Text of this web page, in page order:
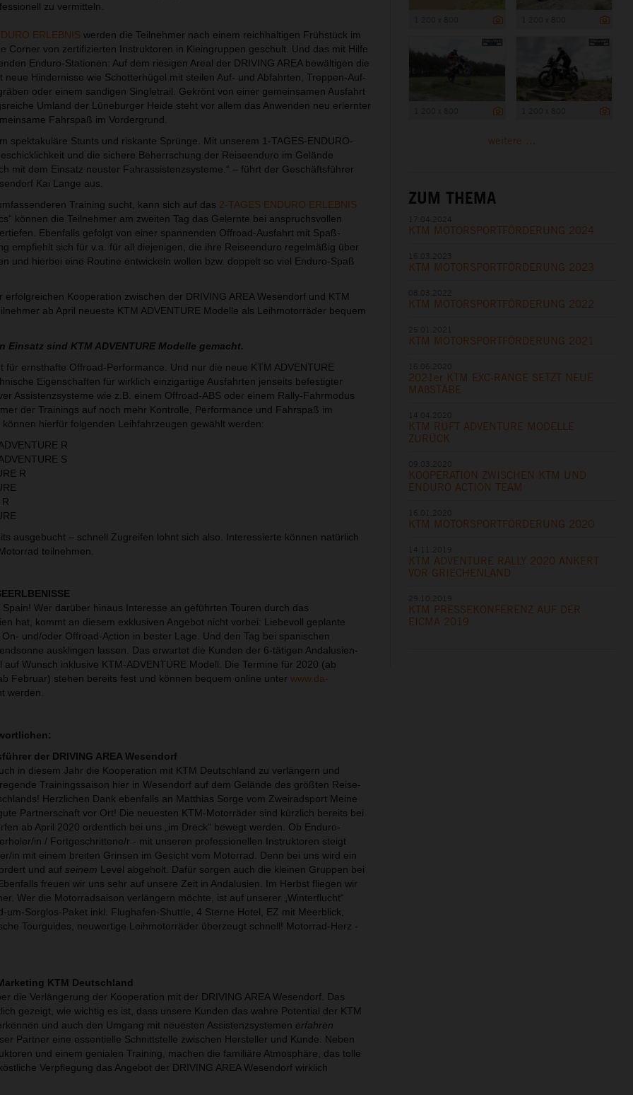
zu vermitteln.
ERLEBNIS werden die Teilnehmer nach einem reichhaltigen Frühstück im
Corner von zertifizierten Instruktoren in Kleingruppen geschult. Und das mit Hilfe
Enduro-Stationen: Auf dem riesigen Areal der DRIVING AREA bewältigen die
neue Hindernisse wie Schotterhügel mit steilen Auf- und Abfahrten, Treppen-Auf-
oder einem sandigen Singletrail. Gekrönt von einer gemeinsamen Ausfahrt
Umland der Lüneburger Heide steht vor allem das Anwenden neu erlernter
Fahrspaß im Vordergrund.
spektakuläre Stunts und riskante Sprünge. Mit unserem 1-TAGES-ENDURO-
und die sichere Beherrschung der Reiseenduro im Gelände
mit dem Einsatz neuster Fahrassistenzsysteme.“ – führt der Geschäftsführer
Kai Lange aus.
Training sucht, kann sich auf das 2-TAGES ENDURO ERLEBNIS
können die Teilnehmer am zweiten Tag das Gelernte bei anspruchsvollen
Ebenfalls gefolgt von einer spannenden Offroad-Ausfahrt mit Spaß-
empfiehlt sich für v.a. für all diejenigen, die ihre Reiseenduro regelmäßig über
und hierbei eine Routine entwickeln wollen bzw. doppelt so viel Enduro-Spaß
Kooperation zwischen der DRIVING AREA Wesendorf und KTM
ab April neueste KTM ADVENTURE Modelle als Leihmotorräder bequem
Einsatz sind KTM ADVENTURE Modelle gemacht.
für ernsthafte Offroad-Performance. Und nur die neue KTM ADVENTURE
Eigenschaften für wirklich einzigartige Ausfahrten jenseits befestigter
Assistenzsysteme wie z.B. einem Offroad-ABS oder einem Rally-Fahrmodus
der Trainings auf noch mehr Kontrolle, Performance und Fahrspaß im
hierfür folgenden Leihfahrzeugen gewählt werden:
R
S
R
ausgebucht – schnell Zugreifen lohnt sich also. Interessierte können natürlich
teilnehmen.
Spain! Wer darüber hinaus Interesse an geführten Touren durch das
hat, kommt an diesem exklusiven Angebot nicht vorbei: Liebevoll geplante
und/oder Offroad-Action in bester Lage. Und den Tag bei spanischen
ausklingen lassen. Das erwartet die Kunden der 6-tätigen Andalusien-
auf Wunsch inklusive KTM-ADVENTURE Modell. Die Termine für 2020 (ab
Februar) stehen bereits fest und können bequem online unter www.da-
werden.
der DRIVING AREA Wesendorf
in diesem Jahr die Kooperation mit KTM Deutschland zu verlängern und
Trainingssaison hier in Wesendorf auf dem Gelände des größten Reise-
Herzlichen Dank ebenfalls an Matthias Sorge vom Zweiradsport Meine
Partnerschaft vor Ort! Die neuesten KTM-Motorräder sind kürzlich bereits bei
ab April 2020 ordentlich bei uns „im Dreck“ bewegt werden. Ob Enduro-
in / Fortgeschrittene/r - mit unseren professionellen Instruktoren steigt
in mit einem breiten Grinsen im Gesicht vom Motorrad. Denn bei uns wird ein
und auf seinem Level abgeholt. Dafür sorgen auch die kleinen Gruppen bei
freuen wir uns sehr auf unsere Zeit in Andalusien. Im Herbst fliegen wir
Wer die Motorradsaison verlängern möchte, ist auf unserer „Winterflucht“
um-Sorglos-Paket inkl. Flughafen-Shuttle, 4 Sterne Hotel, EZ mit Meerblick,
Tourguides, neuwertige Leihmotorräder überzeugt schnell! Motorrad-Herz -
KTM Deutschland
die Verlängerung der Kooperation mit der DRIVING AREA Wesendorf. Das
gezeigt, wie wichtig es ist, dass unsere Kunden das wahre Potential der KTM
und auch den Umgang mit neuesten Assistenzsystemen erfahren
Partner eine essentielle Schnittstelle zwischen Hersteller und Kunde. Neben
und einem genialen Training, machen die familiäre Atmosphäre, das tolle
Verpflegung das Angebot der DRIVING AREA Wesendorf wirklich
weitere ...
ZUM THEMA
KTM MOTORSPORTFÖRDERUNG 2024
KTM MOTORSPORTFÖRDERUNG 2023
KTM MOTORSPORTFÖRDERUNG 2022
KTM MOTORSPORTFÖRDERUNG 2021
2021er KTM EXC-RANGE SETZT NEUE
MAßSTÄBE
KTM RUFT ADVENTURE MODELLE
ZURÜCK
KOOPERATION ZWISCHEN KTM UND
ENDURO ACTION TEAM
KTM MOTORSPORTFÖRDERUNG 2020
KTM ADVENTURE RALLY 2020 ANKERT
VOR GRIECHENLAND
KTM PRESSEKONFERENZ AUF DER
EICMA 2019